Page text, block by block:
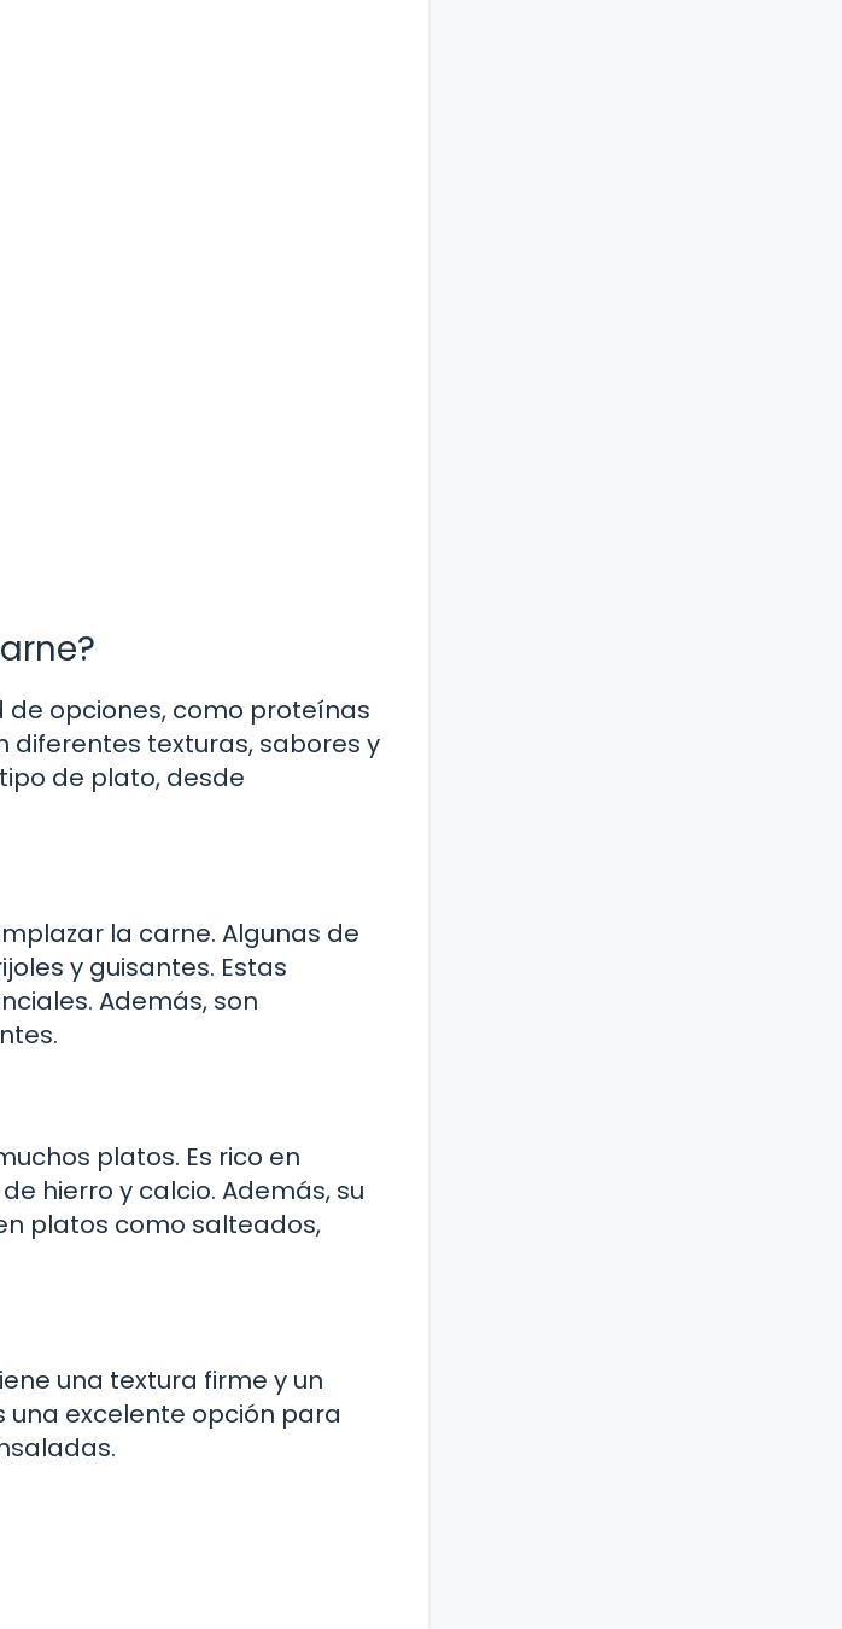
opciones, como proteínas
diferentes texturas, sabores y
de plato, desde
la carne. Algunas de
y guisantes. Estas
Además, son
platos. Es rico en
hierro y calcio. Además, su
platos como salteados,
una textura firme y un
una excelente opción para